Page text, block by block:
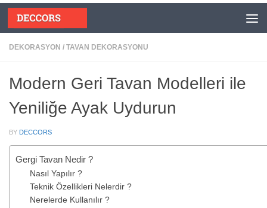
Skip to content
DEKORASYON / TAVAN DEKORASYONU
Modern Geri Tavan Modelleri ile
Yeniliğe Ayak Uydurun
BY DECCORS
Gergi Tavan Nedir ?
Nasıl Yapılır ?
Teknik Özellikleri Nelerdir ?
Nerelerde Kullanılır ?